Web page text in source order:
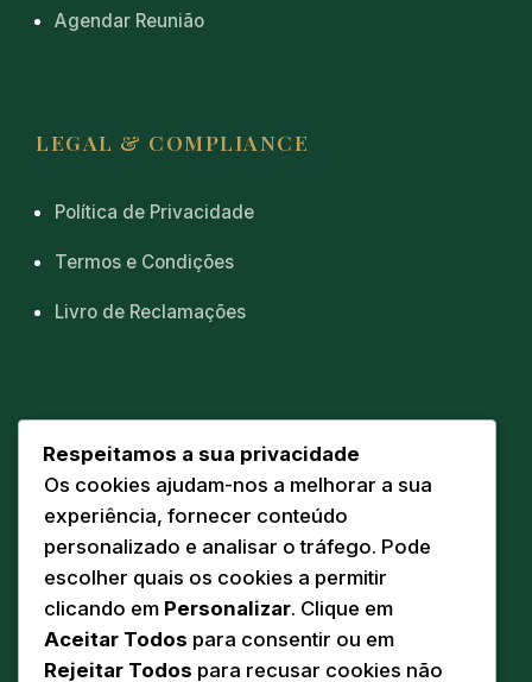
Agendar Reunião
LEGAL & COMPLIANCE
Política de Privacidade
Termos e Condições
Livro de Reclamações
Sede
Av. Eng. Duarte Pacheco 20 A
5160-218 Torre de Moncorvo
✉️ Comunicação
geral@pandodasilva.pt
Respeitamos a sua privacidade
Os cookies ajudam-nos a melhorar a sua
experiência, fornecer conteúdo
personalizado e analisar o tráfego. Pode
escolher quais os cookies a permitir
clicando em Personalizar. Clique em
Aceitar Todos para consentir ou em
Rejeitar Todos para recusar cookies não